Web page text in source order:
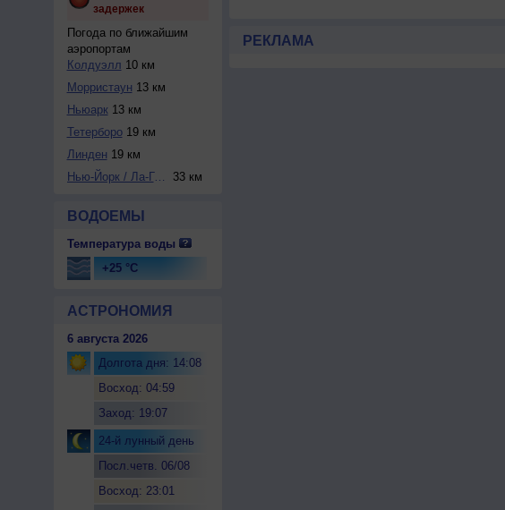
задержек
Погода по ближайшим
аэропортам
Колдуэлл 10 км
Морристаун 13 км
Ньюарк13 км
Тетерборо19 км
Линден 19 км
Нью-Йорк / Ла-Гуа...
33 км
ВОДОЕМЫ
Температура воды
+25 °C
АСТРОНОМИЯ
6 августа 2026
Долгота дня: 14:08
Восход: 04:59
Заход: 19:07
24-й лунный день
Посл.четв. 06/08
Восход: 23:01
РЕКЛАМА